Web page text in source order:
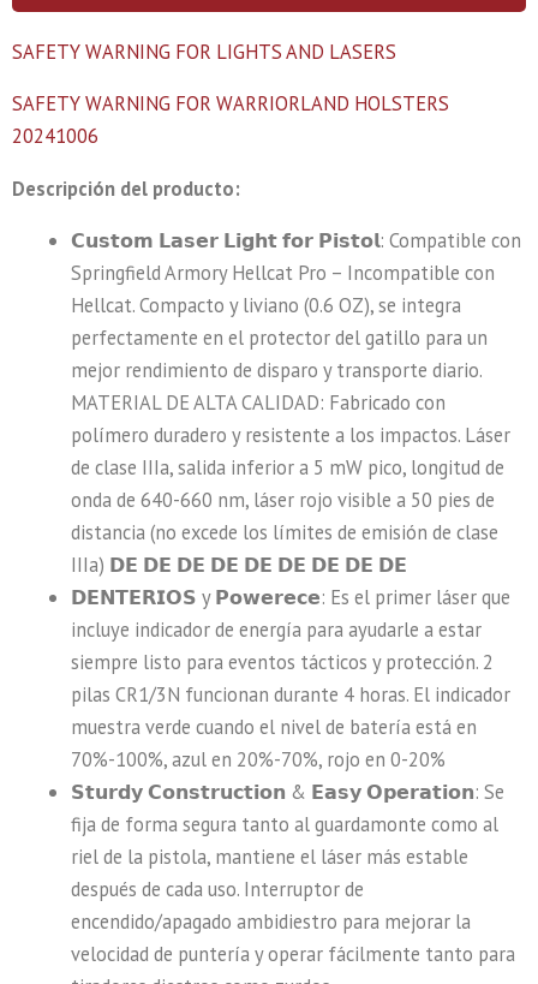
SAFETY WARNING FOR LIGHTS AND LASERS
SAFETY WARNING FOR WARRIORLAND HOLSTERS
20241006
Descripción del producto:
𝗖𝘂𝘀𝘁𝗼𝗺 𝗟𝗮𝘀𝗲𝗿 𝗟𝗶𝗴𝗵𝘁 𝗳𝗼𝗿 𝗣𝗶𝘀𝘁𝗼𝗹: Compatible con
Springfield Armory Hellcat Pro – Incompatible con
Hellcat. Compacto y liviano (0.6 OZ), se integra
perfectamente en el protector del gatillo para un
mejor rendimiento de disparo y transporte diario.
MATERIAL DE ALTA CALIDAD: Fabricado con
polímero duradero y resistente a los impactos. Láser
de clase IIIa, salida inferior a 5 mW pico, longitud de
onda de 640-660 nm, láser rojo visible a 50 pies de
distancia (no excede los límites de emisión de clase
IIIa) 𝗗𝗘 𝗗𝗘 𝗗𝗘 𝗗𝗘 𝗗𝗘 𝗗𝗘 𝗗𝗘 𝗗𝗘 𝗗𝗘
𝗗𝗘𝗡𝗧𝗘𝗥𝗜𝗢𝗦 y 𝗣𝗼𝘄𝗲𝗿𝗲𝗰𝗲: Es el primer láser que
incluye indicador de energía para ayudarle a estar
siempre listo para eventos tácticos y protección. 2
pilas CR1/3N funcionan durante 4 horas. El indicador
muestra verde cuando el nivel de batería está en
70%-100%, azul en 20%-70%, rojo en 0-20%
𝗦𝘁𝘂𝗿𝗱𝘆 𝗖𝗼𝗻𝘀𝘁𝗿𝘂𝗰𝘁𝗶𝗼𝗻 & 𝗘𝗮𝘀𝘆 𝗢𝗽𝗲𝗿𝗮𝘁𝗶𝗼𝗻: Se
fija de forma segura tanto al guardamonte como al
riel de la pistola, mantiene el láser más estable
después de cada uso. Interruptor de
encendido/apagado ambidiestro para mejorar la
velocidad de puntería y operar fácilmente tanto para